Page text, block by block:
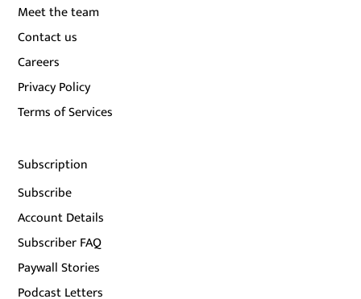
Meet the team
Contact us
Careers
Privacy Policy
Terms of Services
Subscription
Subscribe
Account Details
Subscriber FAQ
Paywall Stories
Podcast Letters